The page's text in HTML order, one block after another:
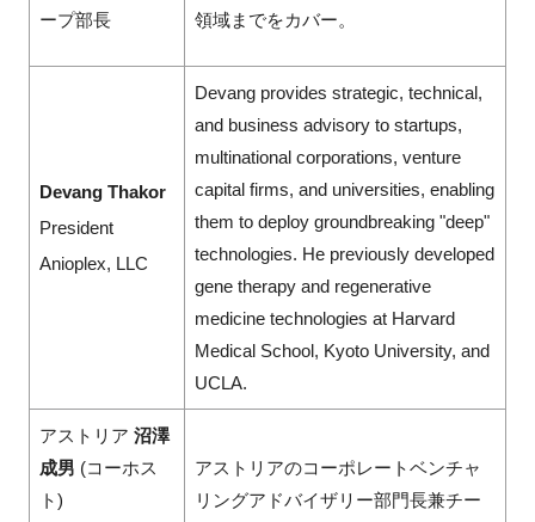
ープ部長
領域までをカバー。
Devang Thakor
President
Anioplex, LLC
Devang provides strategic, technical,
and business advisory to startups,
multinational corporations, venture
capital firms, and universities, enabling
them to deploy groundbreaking "deep"
technologies. He previously developed
gene therapy and regenerative
medicine technologies at Harvard
Medical School, Kyoto University, and
UCLA.
アストリア 沼澤
成男 (コーホス
ト)
アストリアのコーポレートベンチャ
リングアドバイザリー部門長兼チー